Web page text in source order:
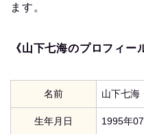
ます。
《山下七海のプロフィー
名前 山下七海
生年月日 1995年